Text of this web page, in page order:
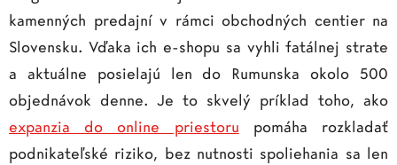
kamenných predajní v rámci obchodných centier na
Slovensku. Vďaka ich e-shopu sa vyhli fatálnej strate
a aktuálne posielajú len do Rumunska okolo 500
objednávok denne. Je to skvelý príklad toho, ako
expanzia do online priestoru pomáha rozkladať
podnikateľské riziko, bez nutnosti spoliehania sa len